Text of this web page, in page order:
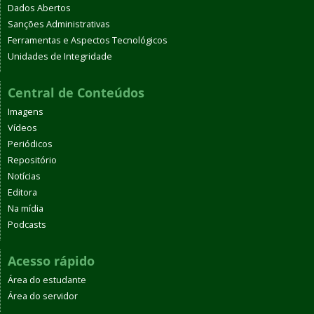
Dados Abertos
Sanções Administrativas
Ferramentas e Aspectos Tecnológicos
Unidades de Integridade
Central de Conteúdos
Imagens
Vídeos
Periódicos
Repositório
Notícias
Editora
Na mídia
Podcasts
Acesso rápido
Área do estudante
Área do servidor